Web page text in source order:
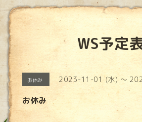
WS予定
お休み 2023-11-01 (水) ～
お休み